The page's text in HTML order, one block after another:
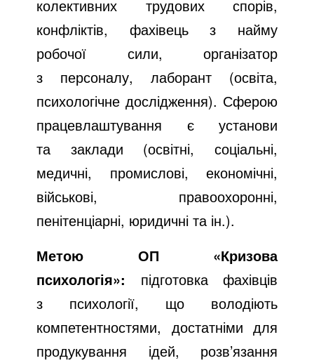
колективних трудових спорів,
конфліктів, фахівець з найму
робочої сили, організатор
з персоналу, лаборант (освіта,
психологічне дослідження). Сферою
працевлаштування є установи
та заклади (освітні, соціальні,
медичні, промислові, економічні,
військові, правоохоронні,
пенітенціарні, юридичні та ін.).
Метою ОП «Кризова
психологія»: підготовка фахівців
з психології, що володіють
компетентностями, достатніми для
продукування ідей, розв’язання